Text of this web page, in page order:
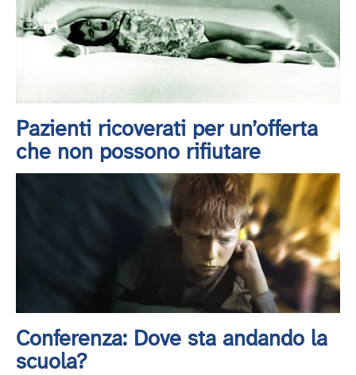
Pazienti ricoverati per un’offerta
che non possono rifiutare
Conferenza: Dove sta andando la
scuola?